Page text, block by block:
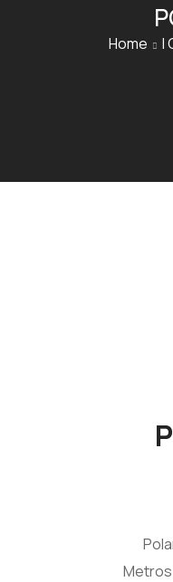
Home I
Metros